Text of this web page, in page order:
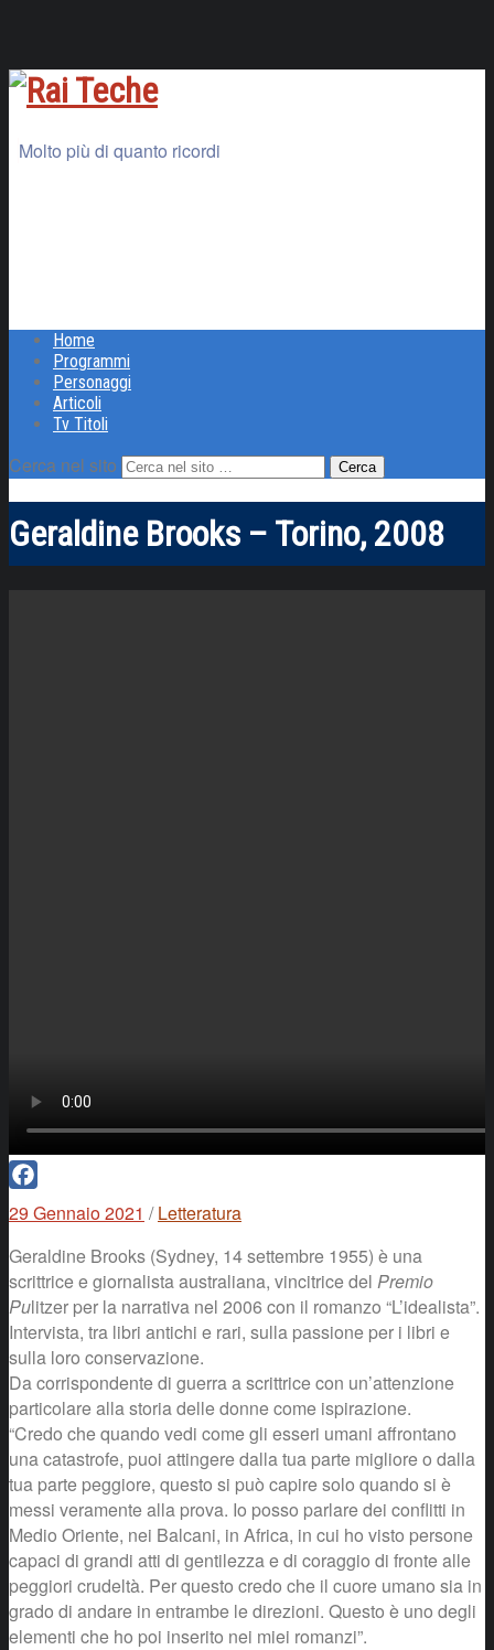
Molto più di quanto ricordi
Home
Programmi
Personaggi
Articoli
Tv Titoli
Cerca nel sito
Geraldine Brooks – Torino, 2008
Facebook
29 Gennaio 2021 / Letteratura
Geraldine Brooks (Sydney, 14 settembre 1955) è una
scrittrice e giornalista australiana, vincitrice del Premio
Pulitzer per la narrativa nel 2006 con il romanzo “L’idealista”.
Intervista, tra libri antichi e rari, sulla passione per i libri e
sulla loro conservazione.
Da corrispondente di guerra a scrittrice con un’attenzione
particolare alla storia delle donne come ispirazione.
“Credo che quando vedi come gli esseri umani affrontano
una catastrofe, puoi attingere dalla tua parte migliore o dalla
tua parte peggiore, questo si può capire solo quando si è
messi veramente alla prova. Io posso parlare dei conflitti in
Medio Oriente, nei Balcani, in Africa, in cui ho visto persone
capaci di grandi atti di gentilezza e di coraggio di fronte alle
peggiori crudeltà. Per questo credo che il cuore umano sia in
grado di andare in entrambe le direzioni. Questo è uno degli
elementi che ho poi inserito nei miei romanzi”.